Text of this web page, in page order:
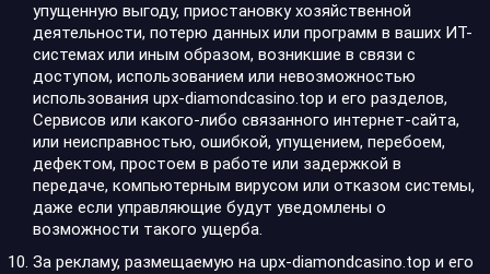
упущенную выгоду, приостановку хозяйственной
деятельности, потерю данных или программ в ваших ИТ-
системах или иным образом, возникшие в связи с
доступом, использованием или невозможностью
использования upx-diamondcasino.top и его разделов,
Сервисов или какого-либо связанного интернет-сайта,
или неисправностью, ошибкой, упущением, перебоем,
дефектом, простоем в работе или задержкой в
передаче, компьютерным вирусом или отказом системы,
даже если управляющие будут уведомлены о
возможности такого ущерба.
За рекламу, размещаемую на upx-diamondcasino.top и его